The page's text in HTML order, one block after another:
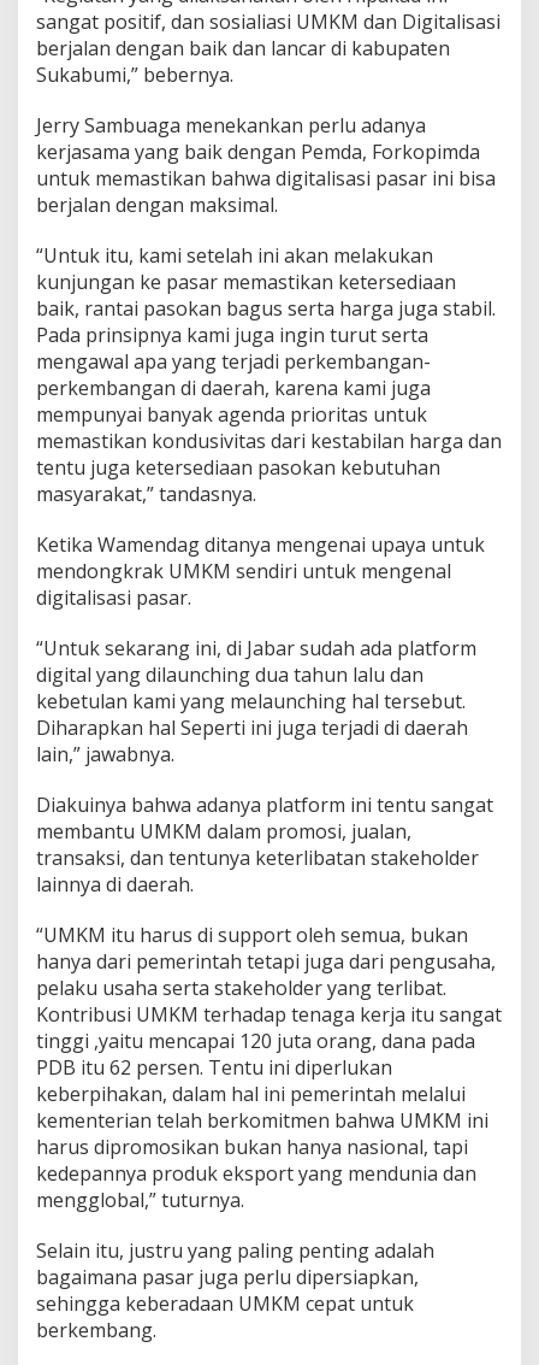
sangat positif, dan sosialiasi UMKM dan Digitalisasi
berjalan dengan baik dan lancar di kabupaten
Sukabumi,” bebernya.
Jerry Sambuaga menekankan perlu adanya
kerjasama yang baik dengan Pemda, Forkopimda
untuk memastikan bahwa digitalisasi pasar ini bisa
berjalan dengan maksimal.
“Untuk itu, kami setelah ini akan melakukan
kunjungan ke pasar memastikan ketersediaan
baik, rantai pasokan bagus serta harga juga stabil.
Pada prinsipnya kami juga ingin turut serta
mengawal apa yang terjadi perkembangan-
perkembangan di daerah, karena kami juga
mempunyai banyak agenda prioritas untuk
memastikan kondusivitas dari kestabilan harga dan
tentu juga ketersediaan pasokan kebutuhan
masyarakat,” tandasnya.
Ketika Wamendag ditanya mengenai upaya untuk
mendongkrak UMKM sendiri untuk mengenal
digitalisasi pasar.
“Untuk sekarang ini, di Jabar sudah ada platform
digital yang dilaunching dua tahun lalu dan
kebetulan kami yang melaunching hal tersebut.
Diharapkan hal Seperti ini juga terjadi di daerah
lain,” jawabnya.
Diakuinya bahwa adanya platform ini tentu sangat
membantu UMKM dalam promosi, jualan,
transaksi, dan tentunya keterlibatan stakeholder
lainnya di daerah.
“UMKM itu harus di support oleh semua, bukan
hanya dari pemerintah tetapi juga dari pengusaha,
pelaku usaha serta stakeholder yang terlibat.
Kontribusi UMKM terhadap tenaga kerja itu sangat
tinggi ,yaitu mencapai 120 juta orang, dana pada
PDB itu 62 persen. Tentu ini diperlukan
keberpihakan, dalam hal ini pemerintah melalui
kementerian telah berkomitmen bahwa UMKM ini
harus dipromosikan bukan hanya nasional, tapi
kedepannya produk eksport yang mendunia dan
mengglobal,” tuturnya.
Selain itu, justru yang paling penting adalah
bagaimana pasar juga perlu dipersiapkan,
sehingga keberadaan UMKM cepat untuk
berkembang.